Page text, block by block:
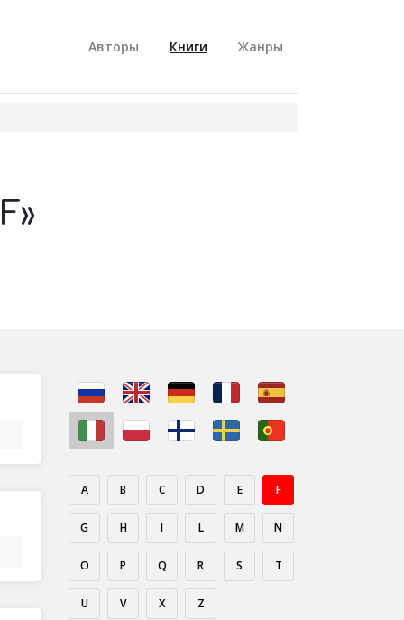
Авторы Книги Жанры
A B C D E F
G H I L M N
O P Q R S T
U V X Z